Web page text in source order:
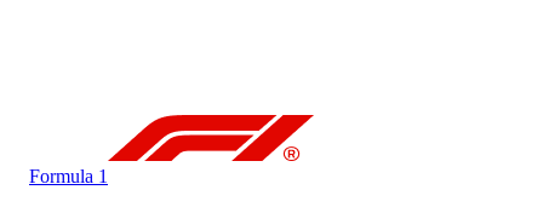
Formula 1